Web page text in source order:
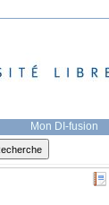
Mon DI-fusion